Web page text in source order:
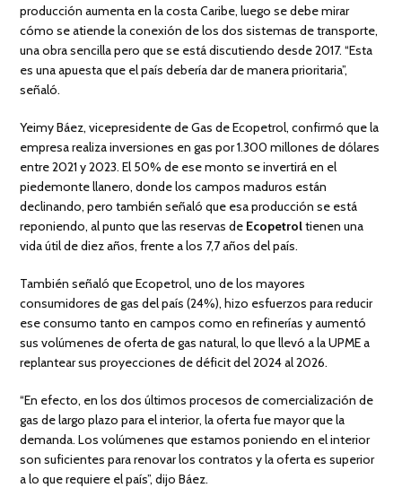
producción aumenta en la costa Caribe, luego se debe mirar
cómo se atiende la conexión de los dos sistemas de transporte,
una obra sencilla pero que se está discutiendo desde 2017. “Esta
es una apuesta que el país debería dar de manera prioritaria”,
señaló.
Yeimy Báez, vicepresidente de Gas de Ecopetrol, confirmó que la
empresa realiza inversiones en gas por 1.300 millones de dólares
entre 2021 y 2023. El 50% de ese monto se invertirá en el
piedemonte llanero, donde los campos maduros están
declinando, pero también señaló que esa producción se está
reponiendo, al punto que las reservas de Ecopetroltienen una
vida útil de diez años, frente a los 7,7 años del país.
También señaló que Ecopetrol, uno de los mayores
consumidores de gas del país (24%), hizo esfuerzos para reducir
ese consumo tanto en campos como en refinerías y aumentó
sus volúmenes de oferta de gas natural, lo que llevó a la UPME a
replantear sus proyecciones de déficit del 2024 al 2026.
“En efecto, en los dos últimos procesos de comercialización de
gas de largo plazo para el interior, la oferta fue mayor que la
demanda. Los volúmenes que estamos poniendo en el interior
son suficientes para renovar los contratos y la oferta es superior
a lo que requiere el país”, dijo Báez.